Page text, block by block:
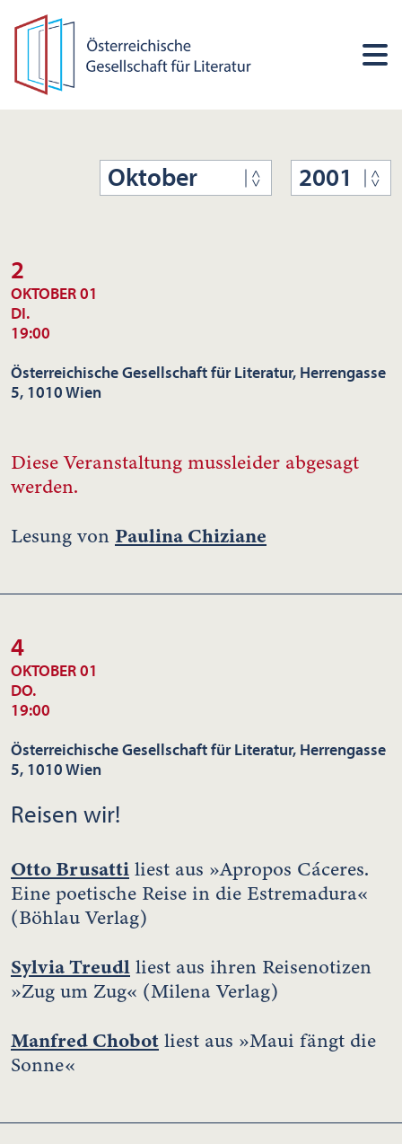
Oktober 2001
2
OKTOBER 01
DI.
19:00
Österreichische Gesellschaft für Literatur, Herrengasse
5, 1010 Wien
Diese Veranstaltung mussleider abgesagt
werden.
Lesung von Paulina Chiziane
4
OKTOBER 01
DO.
19:00
Österreichische Gesellschaft für Literatur, Herrengasse
5, 1010 Wien
Reisen wir!
Otto Brusatti liest aus »Apropos Cáceres.
Eine poetische Reise in die Estremadura«
(Böhlau Verlag)
Sylvia Treudl liest aus ihren Reisenotizen
»Zug um Zug« (Milena Verlag)
Manfred Chobot liest aus »Maui fängt die
Sonne«